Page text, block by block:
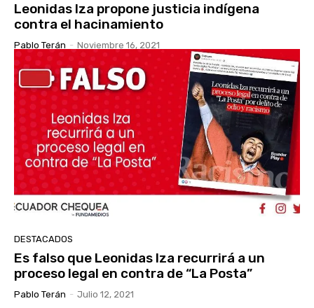
Leonidas Iza propone justicia indígena
contra el hacinamiento
Pablo Terán - Noviembre 16, 2021
DESTACADOS
Es falso que Leonidas Iza recurrirá a un
proceso legal en contra de “La Posta”
Pablo Terán - Julio 12, 2021